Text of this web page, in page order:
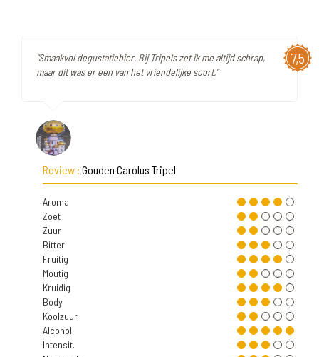
7,5
"Smaakvol degustatiebier. Bij Tripels zet ik me altijd schrap,
maar dit was er een van het vriendelijke soort."
Review : Gouden Carolus Tripel
Aroma
Zoet
Zuur
Bitter
Fruitig
Moutig
Kruidig
Body
Koolzuur
Alcohol
Intensit.